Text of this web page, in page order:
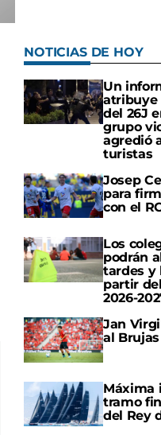
NOTICIAS DE HOY
Un
atribuye
del 26J
grupo
agredió
turistas
Josep
para
con el
Los
podrán
tardes y
partir
2026-
Jan
al
Máxima
tramo
del Rey